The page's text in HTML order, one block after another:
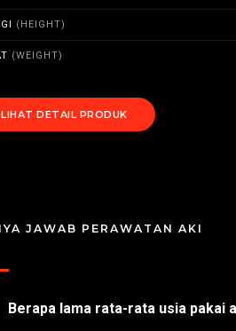
(HEIGHT)
(WEIGHT)
LIHAT DETAIL PRODUK
JAWAB PERAWATAN AKI
Berapa lama rata-rata usia pakai